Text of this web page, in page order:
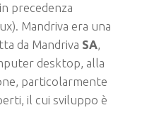
precedenza
Mandriva era una
da Mandriva SA,
desktop, alla
particolarmente
il cui sviluppo è